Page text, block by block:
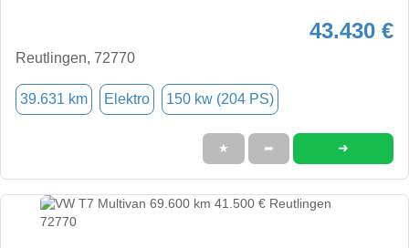
43.430 €
Reutlingen, 72770
39.631 km Elektro 150 kw (204 PS)
★ ➦ ➜